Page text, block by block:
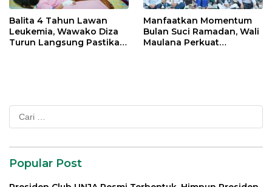
Balita 4 Tahun Lawan
Leukemia, Wawako Diza
Turun Langsung Pastikan
Manfaatkan Momentum
Bulan Suci Ramadan, Wali
Maulana Perkuat
Popular Post